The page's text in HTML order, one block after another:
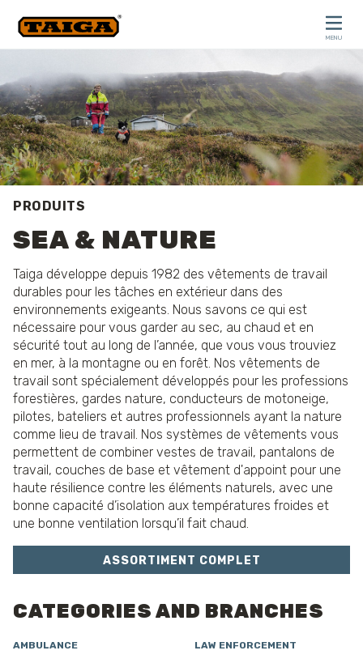
MENU
PRODUITS
SEA & NATURE
Taiga développe depuis 1982 des vêtements de travail
durables pour les tâches en extérieur dans des
environnements exigeants. Nous savons ce qui est
nécessaire pour vous garder au sec, au chaud et en
sécurité tout au long de l’année, que vous vous trouviez
en mer, à la montagne ou en forêt. Nos vêtements de
travail sont spécialement développés pour les professions
forestières, gardes nature, conducteurs de motoneige,
pilotes, bateliers et autres professionnels ayant la nature
comme lieu de travail. Nos systèmes de vêtements vous
permettent de combiner vestes de travail, pantalons de
travail, couches de base et vêtement d'appoint pour une
haute résilience contre les éléments naturels, avec une
bonne capacité d’isolation aux températures froides et
une bonne ventilation lorsqu’il fait chaud.
ASSORTIMENT COMPLET
CATEGORIES AND BRANCHES
AMBULANCE LAW ENFORCEMENT